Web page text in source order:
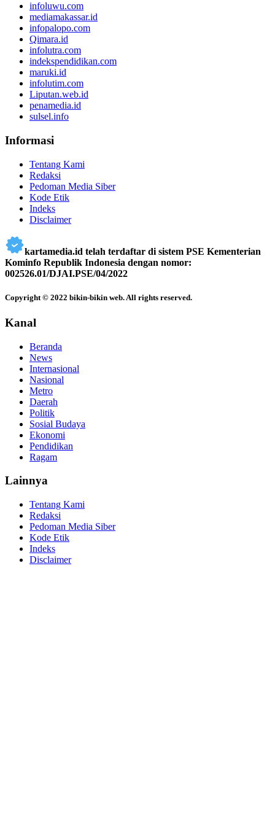
infoluwu.com
mediamakassar.id
infopalopo.com
Qimara.id
infolutra.com
indekspendidikan.com
maruki.id
infolutim.com
Liputan.web.id
penamedia.id
sulsel.info
Informasi
Tentang Kami
Redaksi
Pedoman Media Siber
Kode Etik
Indeks
Disclaimer
kartamedia.id telah terdaftar di sistem PSE Kementerian
Kominfo Republik Indonesia dengan nomor:
002526.01/DJAI.PSE/04/2022
Copyright © 2022 bikin-bikin web. All rights reserved.
Kanal
Beranda
News
Internasional
Nasional
Metro
Daerah
Politik
Sosial Budaya
Ekonomi
Pendidikan
Ragam
Lainnya
Tentang Kami
Redaksi
Pedoman Media Siber
Kode Etik
Indeks
Disclaimer